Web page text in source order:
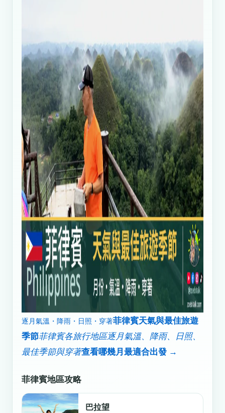
逐月氣溫・降雨・日照・穿著菲律賓天氣與最佳旅遊
季節菲律賓各旅行地區逐月氣溫、降雨、日照、
最佳季節與穿著查看哪幾月最適合出發 →
菲律賓地區攻略
巴拉望